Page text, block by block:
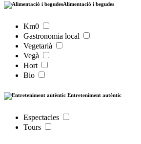
Alimentació i begudes
Km0
Gastronomia local
Vegetarià
Vegà
Hort
Bio
Entreteniment autèntic
Espectacles
Tours